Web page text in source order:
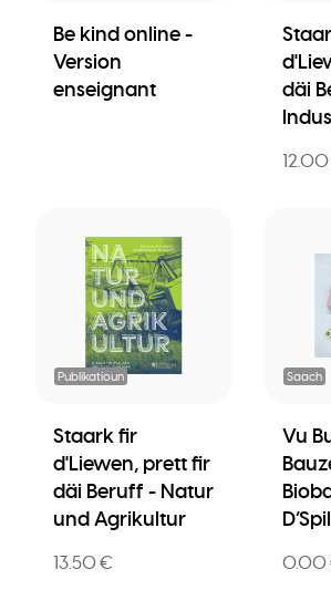
Be kind online -
Version
enseignant
däi
Publikatioun
Staark fir
d'Liewen, prett fir
däi Beruff - Natur
und Agrikultur
13.50 €
Saach
Vu
0.00